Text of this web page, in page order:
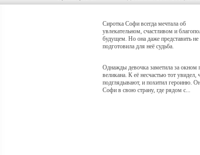
Сиротка Софи всегда мечтала об
увлекательном, счастливом и
будущем. Но она даже представить не
подготовила для неё судьба.
Однажды девочка заметила за окном
великана. К её несчастью тот увидел,
подглядывают, и похитил героиню.
Софи в свою страну, где рядом с...